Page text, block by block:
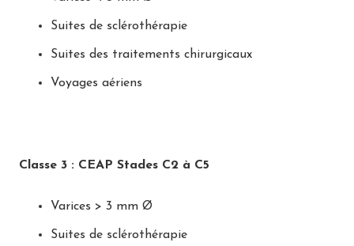
Suites de sclérothérapie
Suites des traitements chirurgicaux
Voyages aériens
Classe 3 : CEAP Stades C2 à C5
Varices > 3 mm Ø
Suites de sclérothérapie